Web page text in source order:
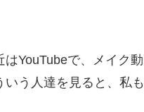
はYouTubeで、メイク
いう人達を見ると、私